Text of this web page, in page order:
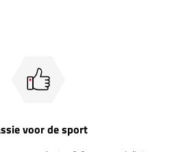
voor de sport